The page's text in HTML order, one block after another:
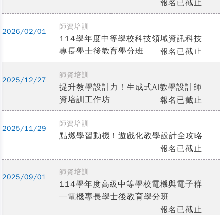
報名已截止
2026/02/01
師資培訓
114學年度中等學校科技領域資訊科技
專長學士後教育學分班
報名已截止
2025/12/27
師資培訓
提升教學設計力！生成式AI教學設計師
資培訓工作坊
報名已截止
2025/11/29
師資培訓
點燃學習動機！遊戲化教學設計全攻略
報名已截止
2025/09/01
師資培訓
114學年度高級中等學校電機與電子群
—電機專長學士後教育學分班
報名已截止